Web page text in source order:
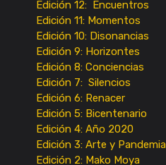
Edición 12: Encuentros
Edición 11: Momentos
Edición 10: Disonancias
Edición 9: Horizontes
Edición 8: Conciencias
Edición 7: Silencios
Edición 6: Renacer
Edición 5: Bicentenario
Edición 4: Año 2020
Edición 3: Arte y Pandemia
Edición 2: Mako Moya